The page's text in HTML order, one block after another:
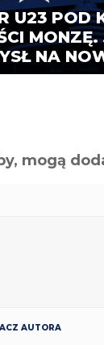
U23 POD
MONZĘ.
NA
mogą
AUTORA